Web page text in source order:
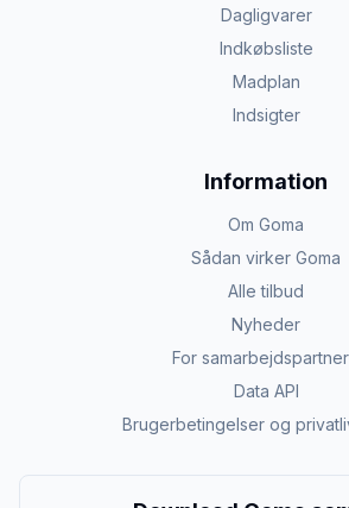
Dagligvarer
Indkøbsliste
Madplan
Indsigter
Information
Om Goma
Sådan virker Goma
Alle tilbud
Nyheder
For
Data API
Brugerbetingelser og